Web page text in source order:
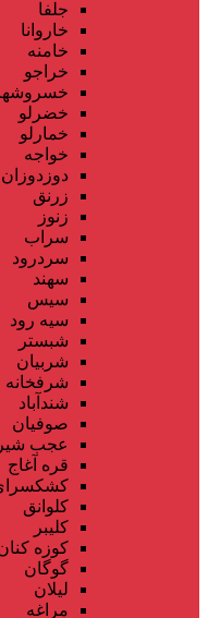
جلفا
خاروانا
خامنه
خراجو
خضرلو
خمارلو
خواجه
دوزدوزان
زرنق
زنوز
سراب
سردرود
سهند
سیس
سیه رود
شبستر
شربیان
شرفخانه
شندآباد
صوفیان
عجب شیر
قره آغاج
کلوانق
کلیبر
کوزه
گوگان
لیلان
مراغه